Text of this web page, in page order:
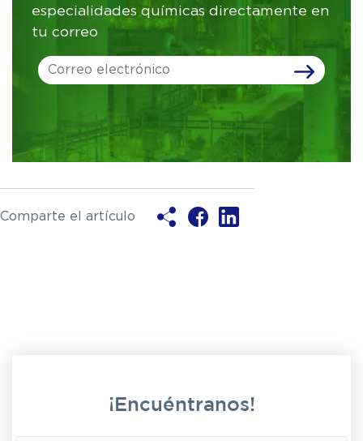
especialidades químicas directamente en
tu correo
Leave
this
Comparte el artículo
¡Encuéntranos!